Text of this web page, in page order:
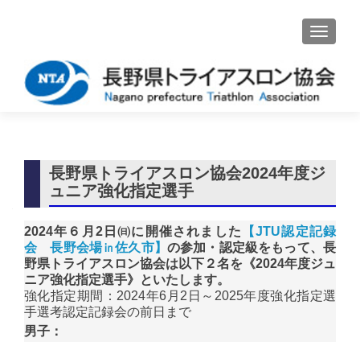
ナビゲ
長野県トライアスロン協会2024年度ジ
ュニア強化指定選手
2024年６月2日㈰に開催されました
【JTU認定記録
会 長野会場㏌佐久市】 の参加・認定級をもって、長
野県トライアスロン協会は以下２名を 《2024年度ジュ
ニア強化指定選手》といたします。
強化指定期間：2024年6月2日～2025年度強化指定選
手選考認定記録会の前日まで
男子：